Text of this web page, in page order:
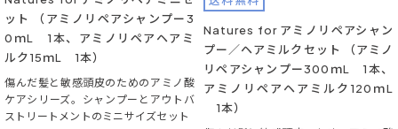
ット （アミノリペアシャンプー3
0ｍL 1本、アミノリペアヘアミ
ルク15ｍL 1本）
傷んだ髪と敏感頭皮のためのアミノ酸
ケアシリーズ。シャンプーとアウトバ
ストリートメントのミニサイズセット
Natures for アミノリペアシャン
プー／ヘアミルクセット （アミノ
リペアシャンプー300ｍL 1本、
アミノリペアヘアミルク120ｍL
1本）